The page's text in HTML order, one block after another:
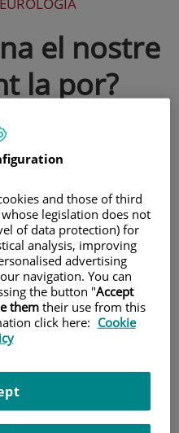
el nostre
la por?
essencial per a la
es torna desproporcionada
quotidiana.
davant la por permet
and those of third
legislation does not
of data protection) for
analysis, improving
advertising
navigation. You can
the button "Accept
them their use from this
click here: Cookie